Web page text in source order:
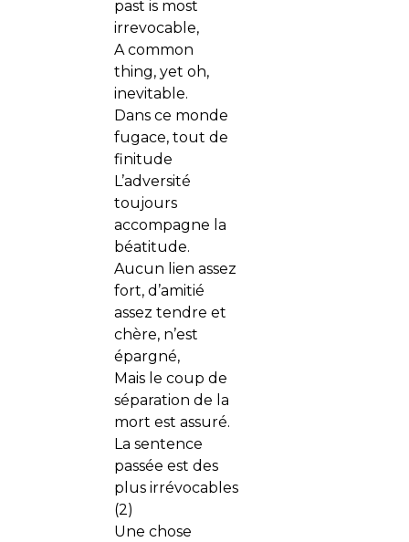
past is most
irrevocable,
A common
thing, yet oh,
inevitable.
Dans ce monde
fugace, tout de
finitude
L’adversité
toujours
accompagne la
béatitude.
Aucun lien assez
fort, d’amitié
assez tendre et
chère, n’est
épargné,
Mais le coup de
séparation de la
mort est assuré.
La sentence
passée est des
plus irrévocables
(2)
Une chose